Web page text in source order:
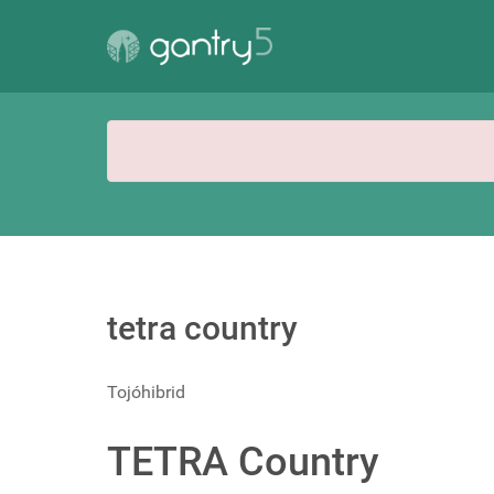
tetra country
Tojóhibrid
TETRA Country